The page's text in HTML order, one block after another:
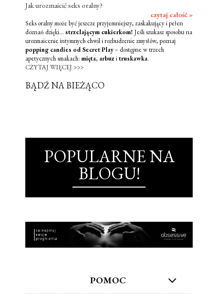
Jak urozmaicić seks oralny?
czytaj całość »
Seks oralny może być jeszcze przyjemniejszy, zaskakujący i pełen
doznań dzięki... strzelającym cukierkom! Jeśli szukasz sposobu na
urozmaicenie intymnych chwil i rozbudzenie zmysłów, poznaj
popping candies od Secret Play– dostępne w trzech
apetycznych smakach: mięta, arbuzitruskawka.
CZYTAJ WIĘCEJ >>>
BĄDŹ NA BIEŻĄCO
POPULARNE NA
BLOGU!
POMOC